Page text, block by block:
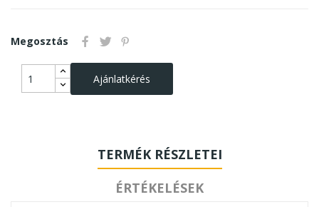
Megosztás
Ajánlatkérés
TERMÉK RÉSZLETEI
ÉRTÉKELÉSEK